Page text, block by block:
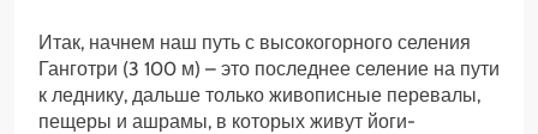
Итак, начнем наш путь с высокогорного селения
Ганготри (3 100 м) – это последнее селение на пути
к леднику, дальше только живописные перевалы,
пещеры и ашрамы, в которых живут йоги-